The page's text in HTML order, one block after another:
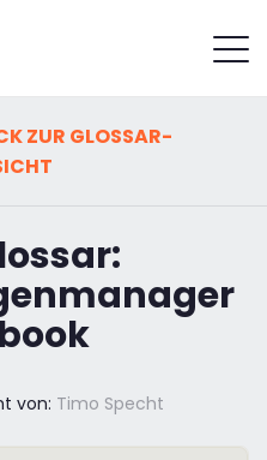
ZUR GLOSSAR-
von: Timo Specht